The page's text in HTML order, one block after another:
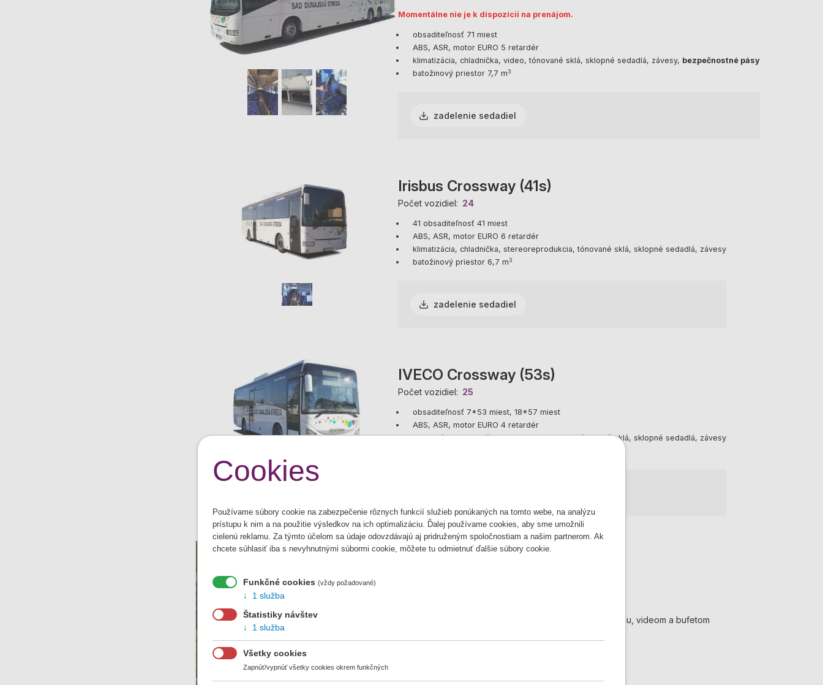
Momentálne nie je k dispozícii na prenájom.
obsaditeľnosť 71 miest
ABS, ASR, motor EURO 5 retardér
klimatizácia, chladnička, video, tónované sklá, sklopné sedadlá, závesy, bezpečnostné pásy
batožinový priestor 7,7 m3
zadelenie sedadiel
Irisbus Crossway (41s)
Počet vozidiel 24
41 obsaditeľnosť 41 miest
ABS, ASR, motor EURO 6 retardér
klimatizácia, chladnička, stereoreprodukcia, tónované sklá, sklopné sedadlá, závesy
batožinový priestor 6,7 m3
zadelenie sedadiel
IVECO Crossway (53s)
Počet vozidiel 25
obsaditeľnosť 7*53 miest, 18*57 miest
ABS, ASR, motor EURO 4 retardér
klimatizácia, chladnička, stereoreprodukcia, tónované sklá, sklopné sedadlá, závesy
Autobusy s klimatizáciou, videom a bufetom
Cookies
Používame súbory cookie na zabezpečenie rôznych funkcií služieb ponúkaných na tomto webe, na analýzu
prístupu k nim a na použitie výsledkov na ich optimalizáciu. Ďalej používame cookies, aby sme umožnili
cielenú reklamu. Za týmto účelom sa údaje odovzdávajú aj pridruženým spoločnostiam a našim partnerom. Ak
chcete súhlasiť iba s nevyhnutnými súbormi cookie, môžete tu odmietnuť ďalšie súbory cookie.
Funkčné cookies (vždy požadované)
1 služba
Štatistiky návštev
1 služba
Všetky cookies
Zapnúť/vypnúť všetky cookies okrem funkčných